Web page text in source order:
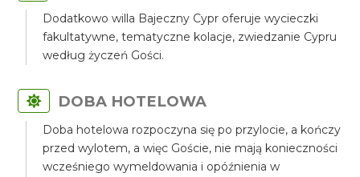
Dodatkowo willa Bajeczny Cypr oferuje wycieczki
fakultatywne, tematyczne kolacje, zwiedzanie Cypru
według życzeń Gości.
DOBA HOTELOWA
Doba hotelowa rozpoczyna się po przylocie, a kończy
przed wylotem, a więc Goście, nie mają konieczności
wcześniego wymeldowania i opóźnienia w